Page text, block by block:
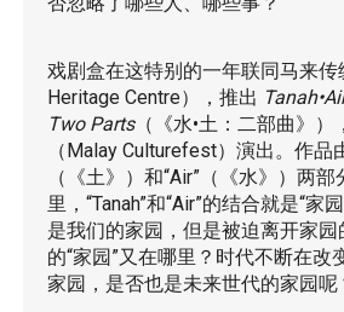
戏剧盒在这特别的一年联同马来
Heritage Centre），推出
Two Parts（《水•土：二部曲》）
（Malay Culturefest）演出。作品
（《土》）和“Air”（《水》）两
里，“Tanah”和“Air”的结合就是“家
是我们的家园，但是被迫离开家园
的“家园”又在哪里？时代不断在改
家园，是否也是未来世代的家园呢